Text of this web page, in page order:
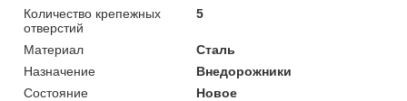
Количество крепежных
отверстий
5
Материал
Сталь
Назначение
Внедорожники
Состояние
Новое